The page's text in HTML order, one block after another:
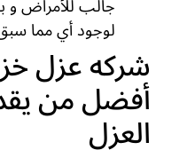
لوجود أي مما
شركه عزل
أفضل من
العزل